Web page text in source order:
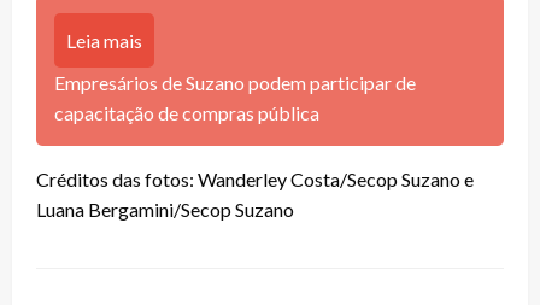
Leia mais
Empresários de Suzano podem participar de
capacitação de compras pública
Créditos das fotos: Wanderley Costa/Secop Suzano e
Luana Bergamini/Secop Suzano